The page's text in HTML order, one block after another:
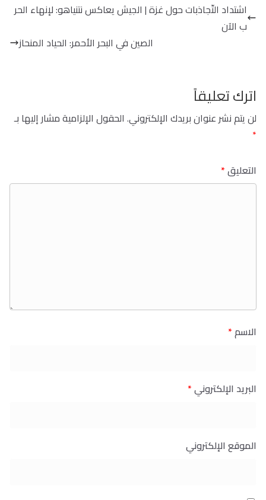
اشتداد التّجاذبات حول غزة | الجيش يعاكس نتنياهو: لإنهاء الحر
ب الآن
الصين في البحر الأحمر: الحياد المنحاز
اترك تعليقاً
لن يتم نشر عنوان بريدك الإلكتروني. الحقول الإلزامية مشار إليها بـ
*
التعليق*
الاسم*
البريد الإلكتروني*
الموقع الإلكتروني